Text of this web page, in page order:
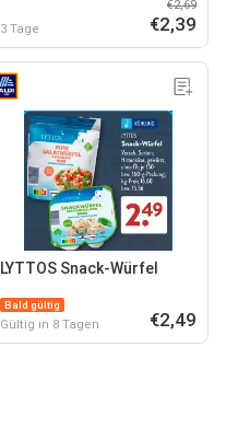
3 Tage
€2,69
€2,39
LYTTOS Snack-Würfel
Bald gültig
Gültig in 8 Tagen €2,49